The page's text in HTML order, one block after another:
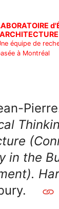
équipe de
à Montréal
in the